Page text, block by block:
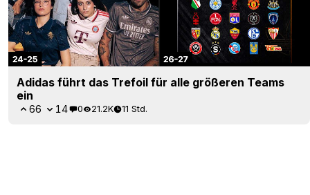
Adidas führt das Trefoil für alle größeren Teams
ein
66 14 0 21.2K 11 Std.